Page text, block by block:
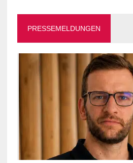
PRESSEMELDUNGEN